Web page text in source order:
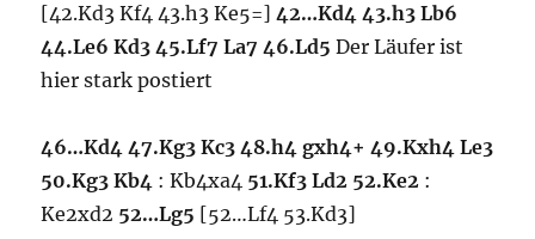
[42.Kd3 Kf4 43.h3 Ke5=]42…Kd4 43.h3 Lb6
44.Le6 Kd3 45.Lf7 La7 46.Ld5Der Läufer ist
hier stark postiert
46…Kd4 47.Kg3 Kc3 48.h4 gxh4+ 49.Kxh4 Le3
50.Kg3 Kb4 : Kb4xa4 51.Kf3 Ld2 52.Ke2 :
Ke2xd2 52…Lg5 [52…Lf4 53.Kd3]